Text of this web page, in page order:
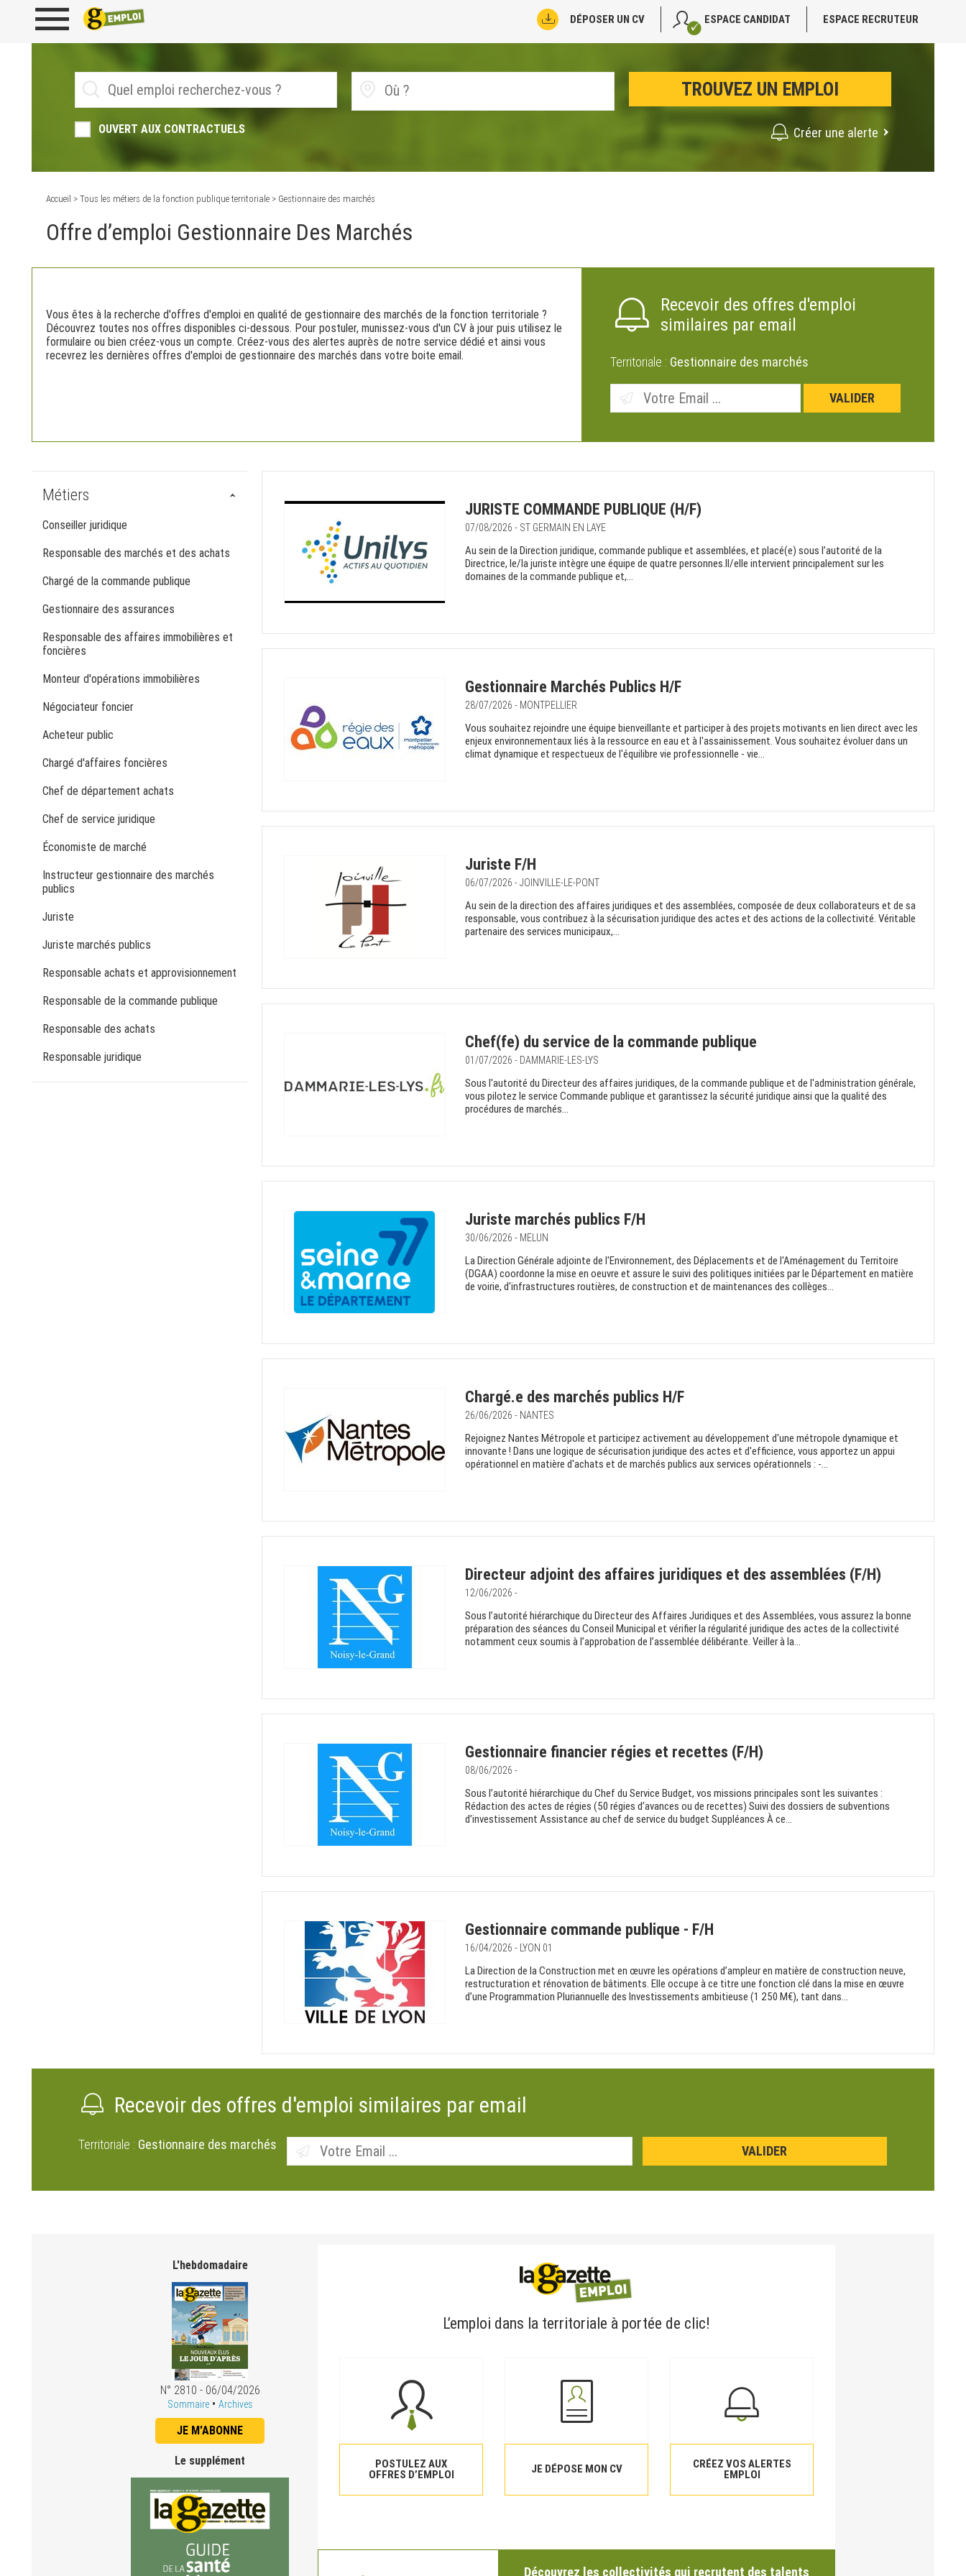
DÉPOSER UN CV ESPACE CANDIDAT ESPACE RECRUTEUR
OUVERT AUX CONTRACTUELS Créer une alerte
Accueil > Tous les métiers de la fonction publique territoriale > Gestionnaire des marchés
Offre d’emploi Gestionnaire Des Marchés
Vous êtes à la recherche d'offres d'emploi en qualité de gestionnaire des marchés de la fonction territoriale ?
Découvrez toutes nos offres disponibles ci-dessous. Pour postuler, munissez-vous d'un CV à jour puis utilisez le
formulaire ou bien créez-vous un compte. Créez-vous des alertes auprès de notre service dédié et ainsi vous
recevrez les dernières offres d'emploi de gestionnaire des marchés dans votre boite email.
Recevoir des offres d'emploi
similaires par email
Territoriale : Gestionnaire des marchés
Métiers
Conseiller juridique
Responsable des marchés et des achats
Chargé de la commande publique
Gestionnaire des assurances
Responsable des affaires immobilières et
foncières
Monteur d'opérations immobilières
Négociateur foncier
Acheteur public
Chargé d'affaires foncières
Chef de département achats
Chef de service juridique
Économiste de marché
Instructeur gestionnaire des marchés
publics
Juriste
Juriste marchés publics
Responsable achats et approvisionnement
Responsable de la commande publique
Responsable des achats
Responsable juridique
JURISTE COMMANDE PUBLIQUE (H/F)
07/08/2026 - ST GERMAIN EN LAYE
Au sein de la Direction juridique, commande publique et assemblées, et placé(e) sous l’autorité de la
Directrice, le/la juriste intègre une équipe de quatre personnes.Il/elle intervient principalement sur les
domaines de la commande publique et,...
Gestionnaire Marchés Publics H/F
28/07/2026 - MONTPELLIER
Vous souhaitez rejoindre une équipe bienveillante et participer à des projets motivants en lien direct avec les
enjeux environnementaux liés à la ressource en eau et à l'assainissement. Vous souhaitez évoluer dans un
climat dynamique et respectueux de l'équilibre vie professionnelle - vie...
Juriste F/H
06/07/2026 - JOINVILLE-LE-PONT
Au sein de la direction des affaires juridiques et des assemblées, composée de deux collaborateurs et de sa
responsable, vous contribuez à la sécurisation juridique des actes et des actions de la collectivité. Véritable
partenaire des services municipaux,...
Chef(fe) du service de la commande publique
01/07/2026 - DAMMARIE-LES-LYS
Sous l'autorité du Directeur des affaires juridiques, de la commande publique et de l'administration générale,
vous pilotez le service Commande publique et garantissez la sécurité juridique ainsi que la qualité des
procédures de marchés...
Juriste marchés publics F/H
30/06/2026 - MELUN
La Direction Générale adjointe de l'Environnement, des Déplacements et de l'Aménagement du Territoire
(DGAA) coordonne la mise en oeuvre et assure le suivi des politiques initiées par le Département en matière
de voirie, d'infrastructures routières, de construction et de maintenances des collèges...
Chargé.e des marchés publics H/F
26/06/2026 - NANTES
Rejoignez Nantes Métropole et participez activement au développement d'une métropole dynamique et
innovante ! Dans une logique de sécurisation juridique des actes et d'efficience, vous apportez un appui
opérationnel en matière d'achats et de marchés publics aux services opérationnels : -...
Directeur adjoint des affaires juridiques et des assemblées (F/H)
12/06/2026 -
Sous l’autorité hiérarchique du Directeur des Affaires Juridiques et des Assemblées, vous assurez la bonne
préparation des séances du Conseil Municipal et vérifier la régularité juridique des actes de la collectivité
notamment ceux soumis à l’approbation de l’assemblée délibérante. Veiller à la...
Gestionnaire financier régies et recettes (F/H)
08/06/2026 -
Sous l’autorité hiérarchique du Chef du Service Budget, vos missions principales sont les suivantes :
Rédaction des actes de régies (50 régies d’avances ou de recettes) Suivi des dossiers de subventions
d’investissement Assistance au chef de service du budget Suppléances À ce...
Gestionnaire commande publique - F/H
16/04/2026 - LYON 01
La Direction de la Construction met en œuvre les opérations d’ampleur en matière de construction neuve,
restructuration et rénovation de bâtiments. Elle occupe à ce titre une fonction clé dans la mise en œuvre
d’une Programmation Pluriannuelle des Investissements ambitieuse (1 250 M€), tant dans...
Recevoir des offres d'emploi similaires par email
Territoriale : Gestionnaire des marchés
L'hebdomadaire
N° 2810 - 06/04/2026
Sommaire • Archives
JE M'ABONNE
Le supplément
L’emploi dans la territoriale à portée de clic!
POSTULEZ AUX
OFFRES D’EMPLOI
JE DÉPOSE MON CV
CRÉEZ VOS ALERTES
EMPLOI
Découvrez les collectivités qui recrutent des talents